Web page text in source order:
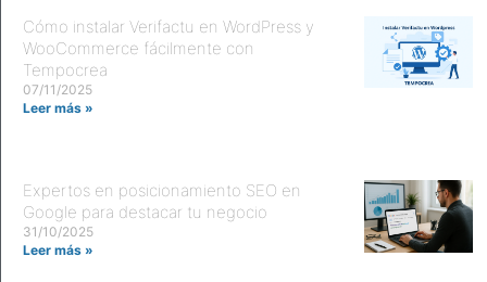
Cómo instalar Verifactu en WordPress y
WooCommerce fácilmente con
Tempocrea
07/11/2025
Leer más »
Expertos en posicionamiento SEO en
Google para destacar tu negocio
31/10/2025
Leer más »